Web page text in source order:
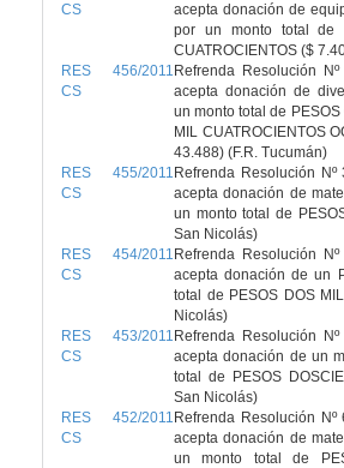
CS
acepta donación de
por un monto total de
CUATROCIENTOS ($
RES 456/2011
CS
Refrenda Resolución
acepta donación de
un monto total de PESOS
MIL CUATROCIENTOS
43.488) (F.R. Tucumán)
RES 455/2011
CS
Refrenda Resolución
acepta donación de
un monto total de
San Nicolás)
RES 454/2011
CS
Refrenda Resolución
acepta donación de un
total de PESOS DOS
Nicolás)
RES 453/2011
CS
Refrenda Resolución
acepta donación de un
total de PESOS
San Nicolás)
RES 452/2011
CS
Refrenda Resolución
acepta donación de
un monto total de